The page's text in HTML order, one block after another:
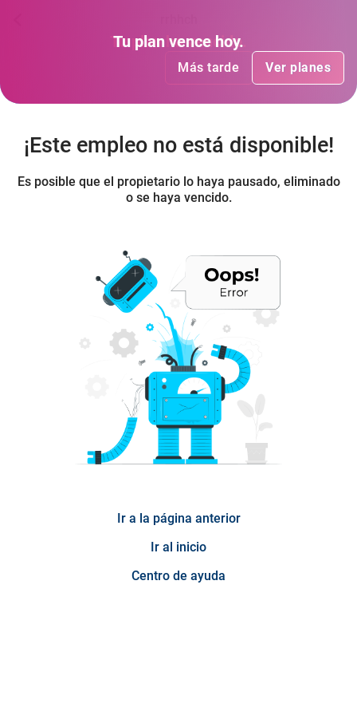
Tu plan ha vencido.
Más tarde Ver planes
Tu plan vence hoy.
Más tarde Ver planes
¡Este empleo no está disponible!
Es posible que el propietario lo haya pausado, eliminado
o se haya vencido.
Ir a la página anterior
Ir al inicio
Centro de ayuda